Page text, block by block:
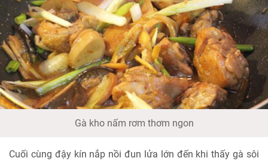
Gà kho nấm rơm thơm ngon
Cuối cùng đậy kín nắp nồi đun lửa lớn đến khi thấy gà sôi